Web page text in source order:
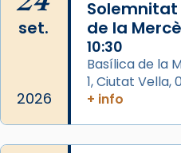
Des de 1985 hi
diablesses amb
gran a Mataró.
«Si vols saber què és
set.
2026
Solemnitat
de la Mercè
10:30
Basílica de la
1, Ciutat Vella,
+ info